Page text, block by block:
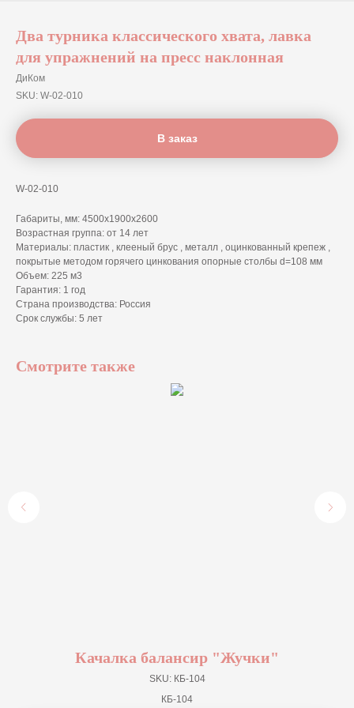
Два турника классического хвата, лавка
для упражнений на пресс наклонная
ДиКом
SKU: W-02-010
В заказ
W-02-010
Габариты, мм: 4500х1900х2600
Возрастная группа: от 14 лет
Материалы: пластик , клееный брус , металл , оцинкованный крепеж ,
покрытые методом горячего цинкования опорные столбы d=108 мм
Объем: 225 м3
Гарантия: 1 год
Страна производства: Россия
Срок службы: 5 лет
Смотрите также
Качалка балансир "Жучки"
SKU: КБ-104
КБ-104